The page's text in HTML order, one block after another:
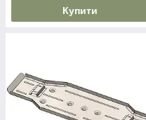
Купити